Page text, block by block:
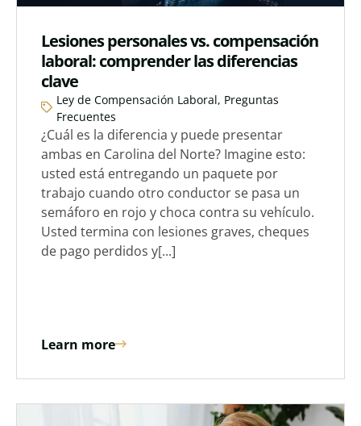
Lesiones personales vs. compensación
laboral: comprender las diferencias
clave
Ley de Compensación Laboral, Preguntas
Frecuentes
¿Cuál es la diferencia y puede presentar
ambas en Carolina del Norte? Imagine esto:
usted está entregando un paquete por
trabajo cuando otro conductor se pasa un
semáforo en rojo y choca contra su vehículo.
Usted termina con lesiones graves, cheques
de pago perdidos y[...]
Learn more